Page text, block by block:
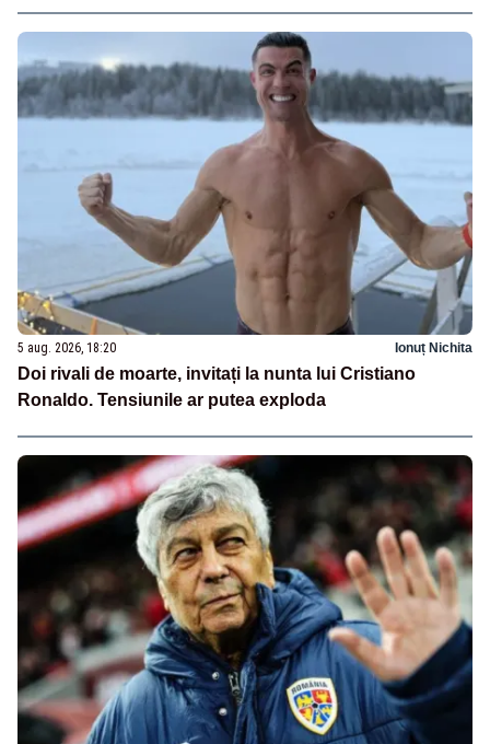
5 aug. 2026, 18:20 Ionuț Nichita
Doi rivali de moarte, invitați la nunta lui Cristiano
Ronaldo. Tensiunile ar putea exploda